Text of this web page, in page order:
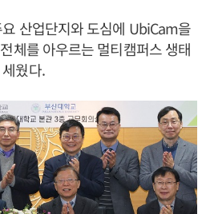
산업단지와 도심에 UbiCam을
체를 아우르는 멀티캠퍼스 생태
웠다.